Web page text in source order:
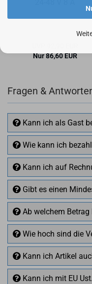
Nur 86,60 EUR
Fragen &
Kann ich als Gast
Wie kann ich
Kann ich auf
Gibt es einen
Ab welchem
Wie hoch sind die
Kann ich Artikel
Kann ich mit EU